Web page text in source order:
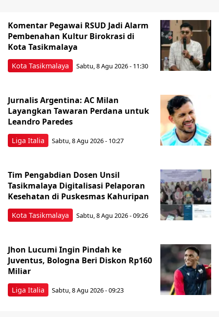
Kota Tasikmalaya
Komentar Pegawai RSUD Jadi Alarm
Pembenahan Kultur Birokrasi di
Kota Tasikmalaya
Sabtu, 8 Agu 2026 - 11:30
Liga Italia
Jurnalis Argentina: AC Milan
Layangkan Tawaran Perdana untuk
Leandro Paredes
Sabtu, 8 Agu 2026 - 10:27
Kota Tasikmalaya
Tim Pengabdian Dosen Unsil
Tasikmalaya Digitalisasi Pelaporan
Kesehatan di Puskesmas Kahuripan
Sabtu, 8 Agu 2026 - 09:26
Liga Italia
Jhon Lucumi Ingin Pindah ke
Juventus, Bologna Beri Diskon Rp160
Miliar
Sabtu, 8 Agu 2026 - 09:23